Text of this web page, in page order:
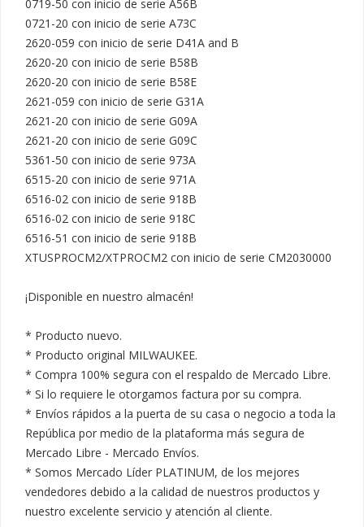
0719-50 con inicio de serie A56B
0721-20 con inicio de serie A73C
2620-059 con inicio de serie D41A and B
2620-20 con inicio de serie B58B
2620-20 con inicio de serie B58E
2621-059 con inicio de serie G31A
2621-20 con inicio de serie G09A
2621-20 con inicio de serie G09C
5361-50 con inicio de serie 973A
6515-20 con inicio de serie 971A
6516-02 con inicio de serie 918B
6516-02 con inicio de serie 918C
6516-51 con inicio de serie 918B
XTUSPROCM2/XTPROCM2 con inicio de serie CM2030000
¡Disponible en nuestro almacén!
* Producto nuevo.
* Producto original MILWAUKEE.
* Compra 100% segura con el respaldo de Mercado Libre.
* Si lo requiere le otorgamos factura por su compra.
* Envíos rápidos a la puerta de su casa o negocio a toda la
República por medio de la plataforma más segura de
Mercado Libre - Mercado Envíos.
* Somos Mercado Líder PLATINUM, de los mejores
vendedores debido a la calidad de nuestros productos y
nuestro excelente servicio y atención al cliente.